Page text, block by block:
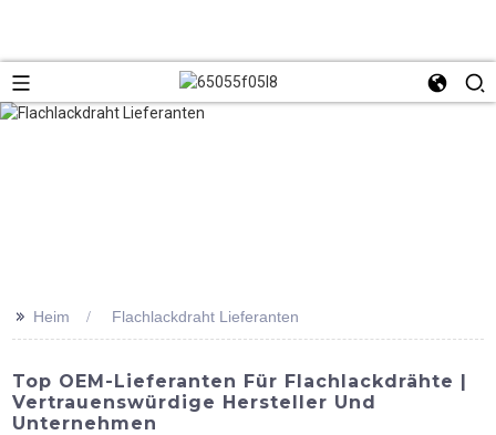
>> Heim Flachlackdraht Lieferanten
Top OEM-Lieferanten Für Flachlackdrähte |
Vertrauenswürdige Hersteller Und
Unternehmen